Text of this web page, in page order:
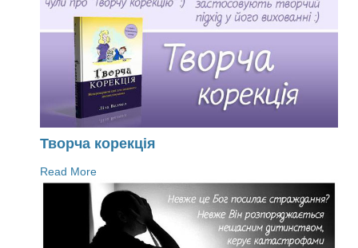
Творча корекція
Read More